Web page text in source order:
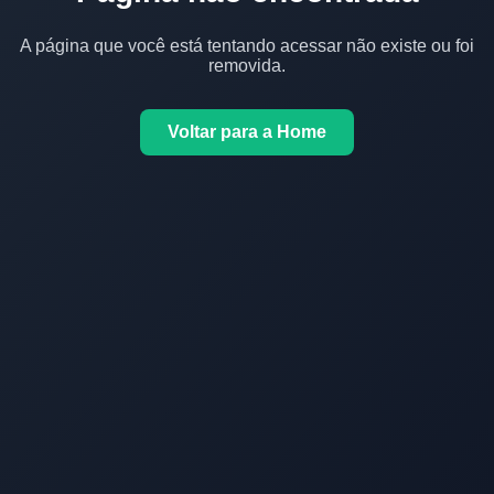
A página que você está tentando acessar não existe ou foi
removida.
Voltar para a Home